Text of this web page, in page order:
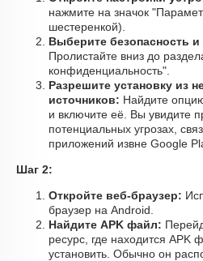
нажмите на значок
шестеренкой).
Выберите безопасность
Пролистайте вниз до
конфиденциальность".
Разрешите установку из
источников: Найдите
и включите её. Вы увидите
потенциальных угрозах,
приложений извне Google
Шаг 2:
Откройте веб-браузер:
браузер на Android.
Найдите APK файл:
ресурс, где находится APK
установить. Обычно он